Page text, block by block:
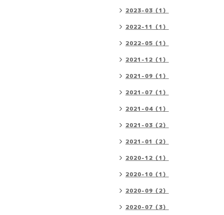
2023-03（1）
2022-11（1）
2022-05（1）
2021-12（1）
2021-09（1）
2021-07（1）
2021-04（1）
2021-03（2）
2021-01（2）
2020-12（1）
2020-10（1）
2020-09（2）
2020-07（3）